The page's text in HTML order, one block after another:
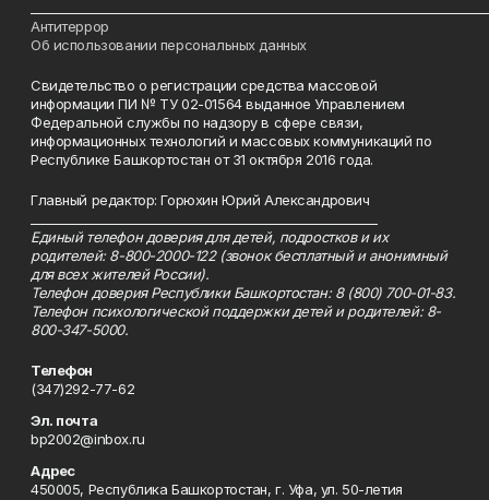
Антитеррор
Об использовании персональных данных
Свидетельство о регистрации средства массовой
информации ПИ № ТУ 02-01564 выданное Управлением
Федеральной службы по надзору в сфере связи,
информационных технологий и массовых коммуникаций по
Республике Башкортостан от 31 октября 2016 года.
Главный редактор: Горюхин Юрий Александрович
Единый телефон доверия для детей, подростков и их
родителей: 8-800-2000-122 (звонок бесплатный и анонимный
для всех жителей России).
Телефон доверия Республики Башкортостан: 8 (800) 700-01-83.
Телефон психологической поддержки детей и родителей: 8-
800-347-5000.
Телефон
(347)292-77-62
Эл. почта
bp2002@inbox.ru
Адрес
450005, Республика Башкортостан, г. Уфа, ул. 50-летия